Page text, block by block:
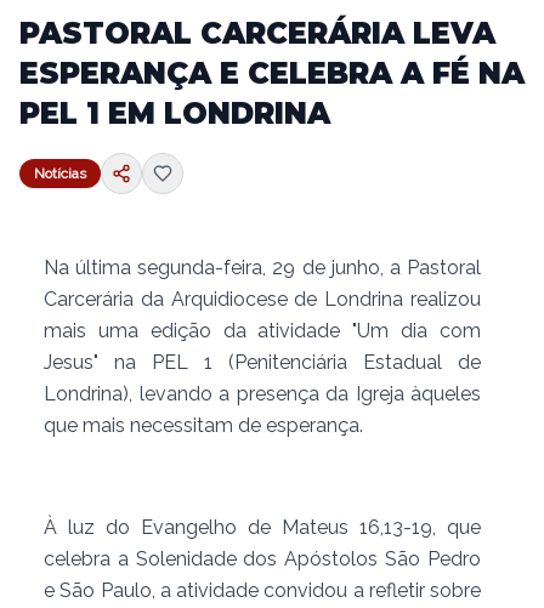
PASTORAL CARCERÁRIA LEVA
ESPERANÇA E CELEBRA A FÉ NA
PEL 1 EM LONDRINA
Notícias
Na última segunda-feira, 29 de junho, a Pastoral
Carcerária da Arquidiocese de Londrina realizou
mais uma edição da atividade "Um dia com
Jesus" na PEL 1 (Penitenciária Estadual de
Londrina), levando a presença da Igreja àqueles
que mais necessitam de esperança.
À luz do Evangelho de Mateus 16,13-19, que
celebra a Solenidade dos Apóstolos São Pedro
e São Paulo, a atividade convidou a refletir sobre